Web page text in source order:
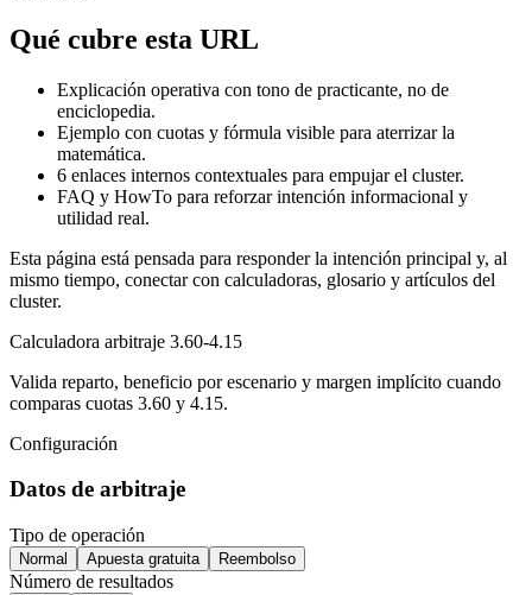
Qué cubre esta URL
Explicación operativa con tono de practicante, no de
enciclopedia.
Ejemplo con cuotas y fórmula visible para aterrizar la
matemática.
6 enlaces internos contextuales para empujar el cluster.
FAQ y HowTo para reforzar intención informacional y
utilidad real.
Esta página está pensada para responder la intención principal y, al
mismo tiempo, conectar con calculadoras, glosario y artículos del
cluster.
Calculadora arbitraje 3.60-4.15
Valida reparto, beneficio por escenario y margen implícito cuando
comparas cuotas 3.60 y 4.15.
Configuración
Datos de arbitraje
Tipo de operación
Normal Apuesta gratuita Reembolso
Número de resultados